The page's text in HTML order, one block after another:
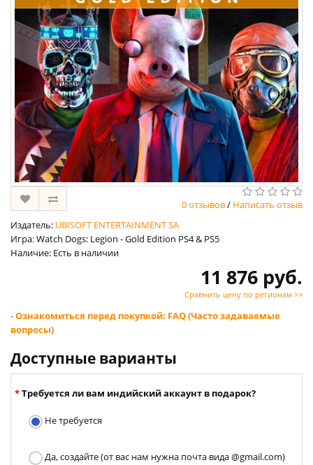
0 отзывов/ Написать отзыв
Издатель: UBISOFT ENTERTAINMENT SA
Игра: Watch Dogs: Legion - Gold Edition PS4 & PS5
Наличие: Есть в наличии
11 876 руб.
Сравнить цену по регионам >>
- Ознакомиться перед покупкой: FAQ (Часто задаваемые
вопросы)
Доступные варианты
Требуется ли вам индийский аккаунт в подарок?
Не требуется
Да, создайте (от вас нам нужна почта вида @gmail.com)